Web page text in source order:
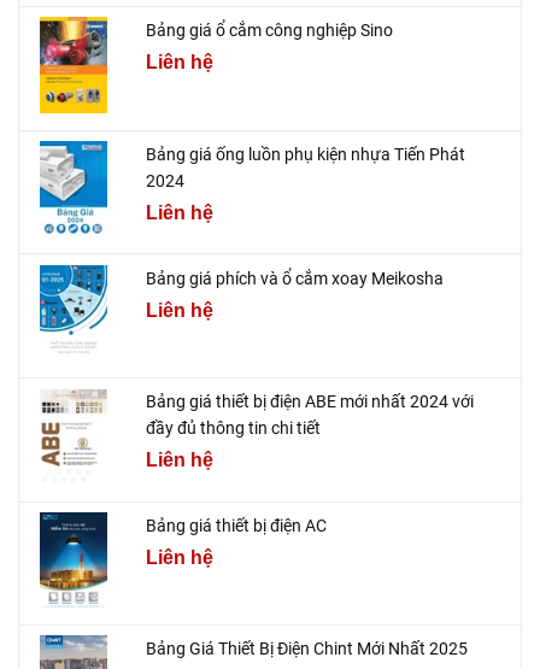
Bảng giá ổ cắm công nghiệp Sino
Liên hệ
Bảng giá ống luồn phụ kiện nhựa Tiến Phát
2024
Liên hệ
Bảng giá phích và ổ cắm xoay Meikosha
Liên hệ
Bảng giá thiết bị điện ABE mới nhất 2024 với
đầy đủ thông tin chi tiết
Liên hệ
Bảng giá thiết bị điện AC
Liên hệ
Bảng Giá Thiết Bị Điện Chint Mới Nhất 2025